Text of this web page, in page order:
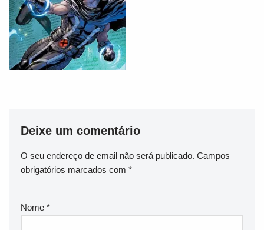
Deixe um comentário
O seu endereço de email não será publicado. Campos
obrigatórios marcados com *
Nome *